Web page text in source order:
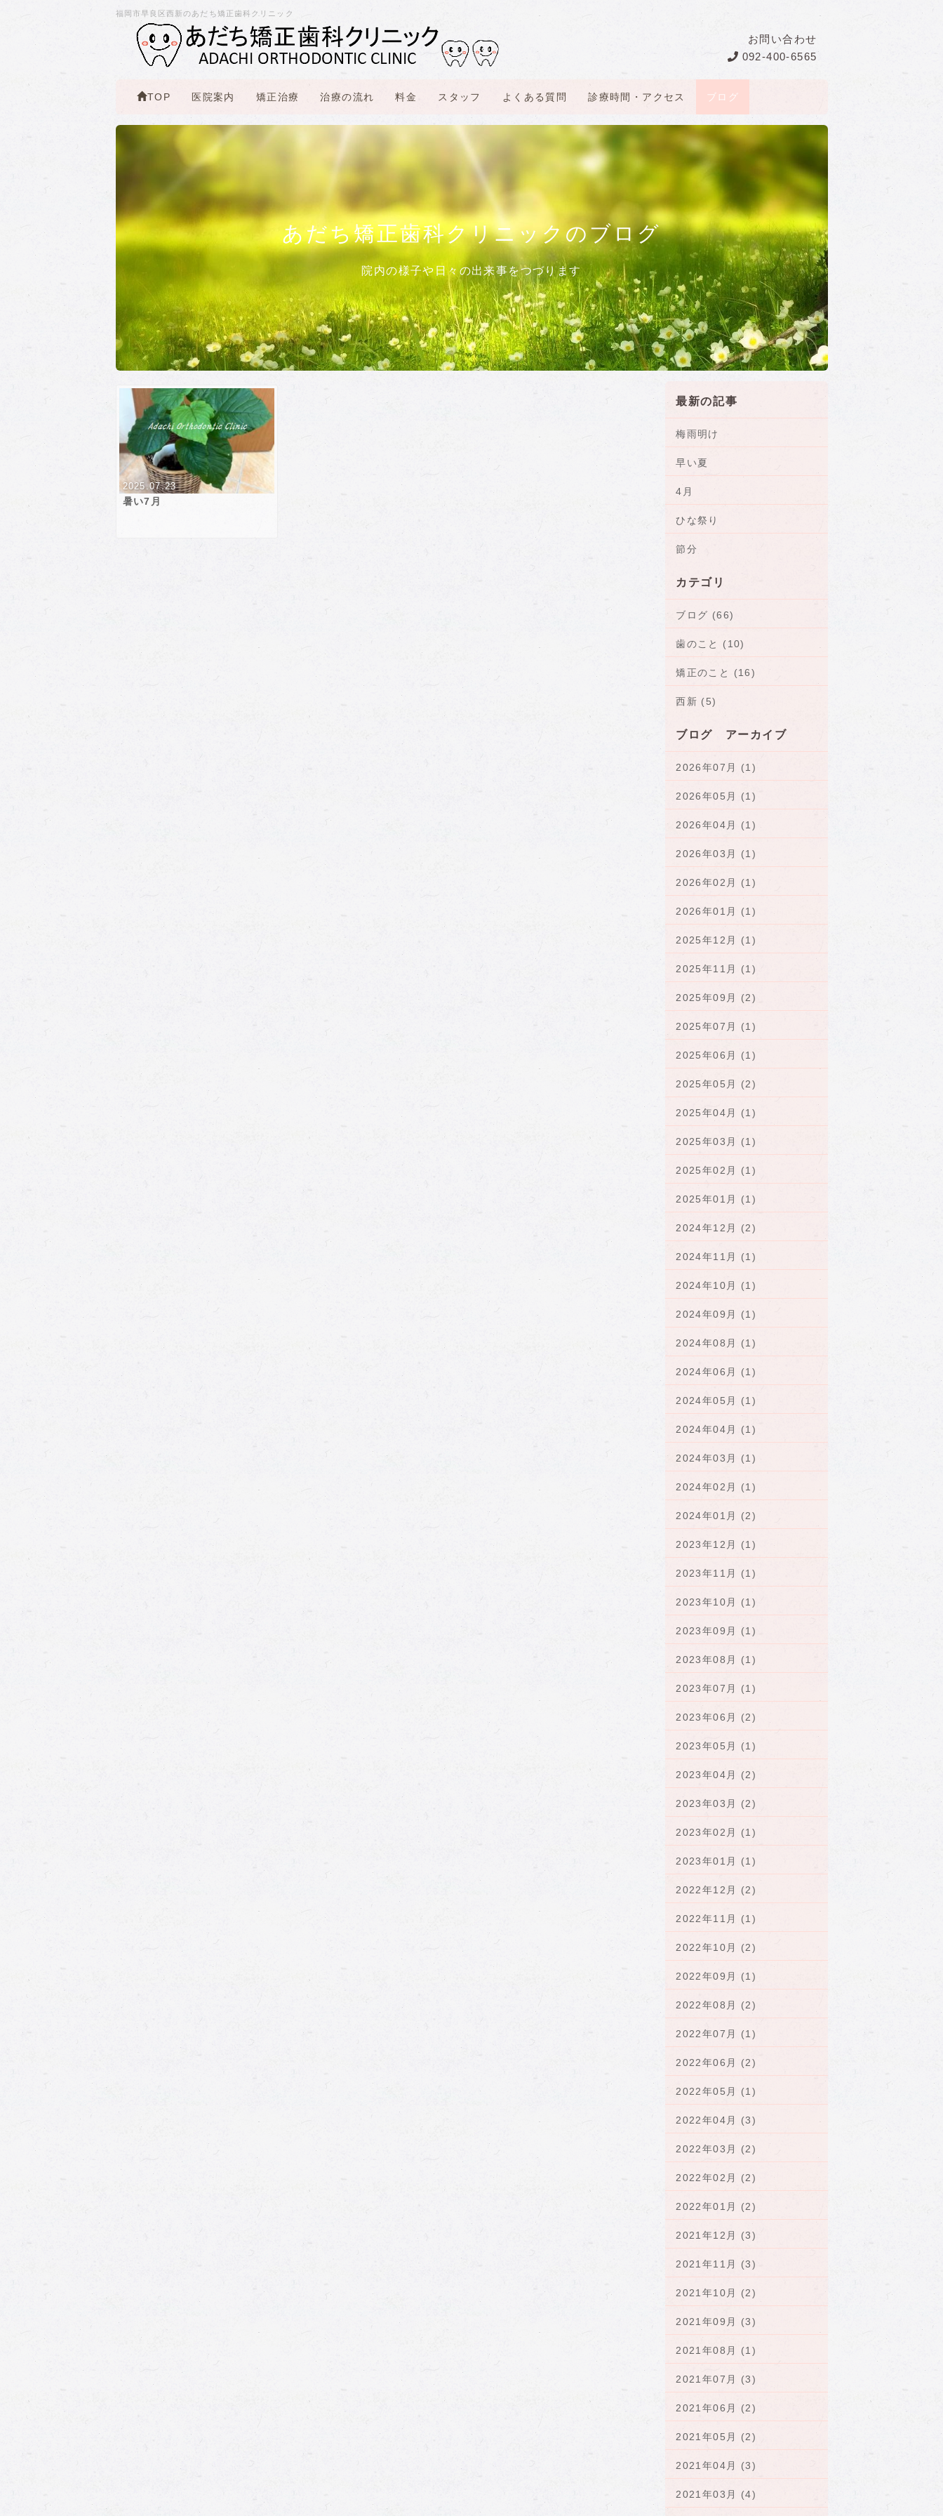
福岡市早良区西新のあだち矯正歯科クリニック
お問い合わせ
092-400-6565
TOP 医院案内 矯正治療 治療の流れ 料金 スタッフ よくある質問 診療時間・アクセス ブログ
あだち矯正歯科クリニックのブログ
院内の様子や日々の出来事をつづります
2025.07.23
暑い7月
最新の記事
梅雨明け
早い夏
4月
ひな祭り
節分
カテゴリ
ブログ (66)
歯のこと (10)
矯正のこと (16)
西新 (5)
ブログ アーカイブ
2026年07月 (1)
2026年05月 (1)
2026年04月 (1)
2026年03月 (1)
2026年02月 (1)
2026年01月 (1)
2025年12月 (1)
2025年11月 (1)
2025年09月 (2)
2025年07月 (1)
2025年06月 (1)
2025年05月 (2)
2025年04月 (1)
2025年03月 (1)
2025年02月 (1)
2025年01月 (1)
2024年12月 (2)
2024年11月 (1)
2024年10月 (1)
2024年09月 (1)
2024年08月 (1)
2024年06月 (1)
2024年05月 (1)
2024年04月 (1)
2024年03月 (1)
2024年02月 (1)
2024年01月 (2)
2023年12月 (1)
2023年11月 (1)
2023年10月 (1)
2023年09月 (1)
2023年08月 (1)
2023年07月 (1)
2023年06月 (2)
2023年05月 (1)
2023年04月 (2)
2023年03月 (2)
2023年02月 (1)
2023年01月 (1)
2022年12月 (2)
2022年11月 (1)
2022年10月 (2)
2022年09月 (1)
2022年08月 (2)
2022年07月 (1)
2022年06月 (2)
2022年05月 (1)
2022年04月 (3)
2022年03月 (2)
2022年02月 (2)
2022年01月 (2)
2021年12月 (3)
2021年11月 (3)
2021年10月 (2)
2021年09月 (3)
2021年08月 (1)
2021年07月 (3)
2021年06月 (2)
2021年05月 (2)
2021年04月 (3)
2021年03月 (4)